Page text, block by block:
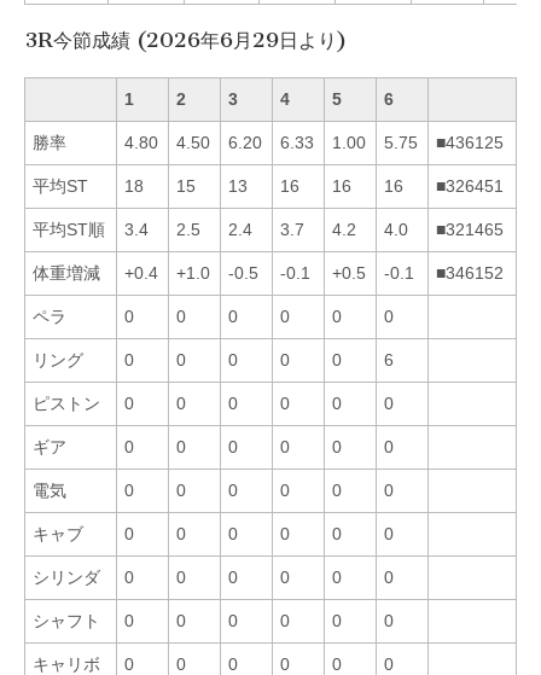
3R今節成績 (2026年6月29日より)
1 2 3 4 5 6
勝率 4.80 4.50 6.20 6.33 1.00 5.75 ■436125
平均ST 18 15 13 16 16 16 ■326451
平均ST順 3.4 2.5 2.4 3.7 4.2 4.0 ■321465
体重増減 +0.4 +1.0 -0.5 -0.1 +0.5 -0.1 ■346152
ペラ 0 0 0 0 0 0
リング 0 0 0 0 0 6
ピストン 0 0 0 0 0 0
ギア 0 0 0 0 0 0
電気 0 0 0 0 0 0
キャブ 0 0 0 0 0 0
シリンダ 0 0 0 0 0 0
シャフト 0 0 0 0 0 0
キャリボ 0 0 0 0 0 0